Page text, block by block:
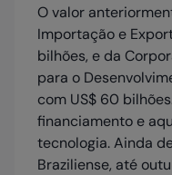
O valor
Importação e
bilhões, e da
para o
com US$ 60
financiamento e
tecnologia. Ainda
Braziliense, até